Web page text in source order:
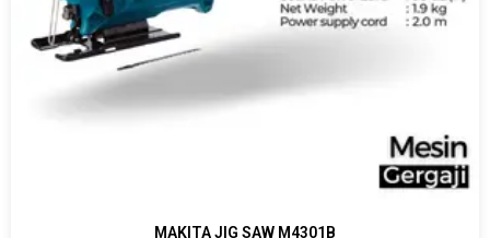
MAKITA JIG SAW M4301B